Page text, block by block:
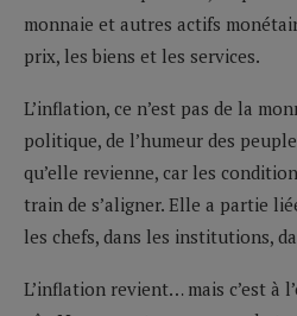
monnaie et autres actifs
prix, les biens et les services.
L’inflation, ce n’est pas de la
politique, de l’humeur des
qu’elle revienne, car les
train de s’aligner. Elle a partie
les chefs, dans les institutions,
L’inflation revient… mais c’est à